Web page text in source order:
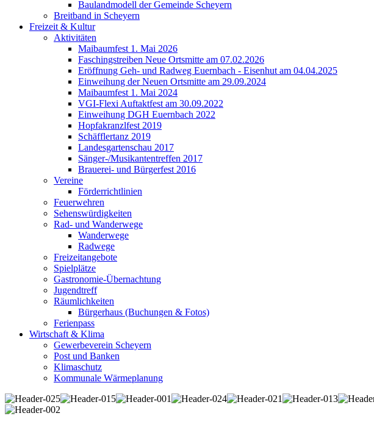
Baulandmodell der Gemeinde Scheyern
Breitband in Scheyern
Freizeit & Kultur
Aktivitäten
Maibaumfest 1. Mai 2026
Faschingstreiben Neue Ortsmitte am 07.02.2026
Eröffnung Geh- und Radweg Euernbach - Eisenhut am 04.04.2025
Einweihung der Neuen Ortsmitte am 29.09.2024
Maibaumfest 1. Mai 2024
VGI-Flexi Auftaktfest am 30.09.2022
Einweihung DGH Euernbach 2022
Hopfakranzlfest 2019
Schäfflertanz 2019
Landesgartenschau 2017
Sänger-/Musikantentreffen 2017
Brauerei- und Bürgerfest 2016
Vereine
Förderrichtlinien
Feuerwehren
Sehenswürdigkeiten
Rad- und Wanderwege
Wanderwege
Radwege
Freizeitangebote
Spielplätze
Gastronomie-Übernachtung
Jugendtreff
Räumlichkeiten
Bürgerhaus (Buchungen & Fotos)
Ferienpass
Wirtschaft & Klima
Gewerbeverein Scheyern
Post und Banken
Klimaschutz
Kommunale Wärmeplanung